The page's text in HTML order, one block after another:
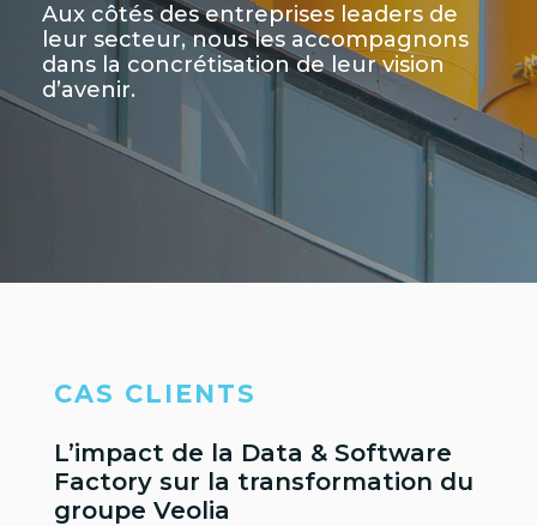
Aux côtés des entreprises leaders de
leur secteur, nous les accompagnons
dans la concrétisation de leur vision
d’avenir.
CAS CLIENTS
L’impact de la Data & Software
Factory sur la transformation du
groupe Veolia